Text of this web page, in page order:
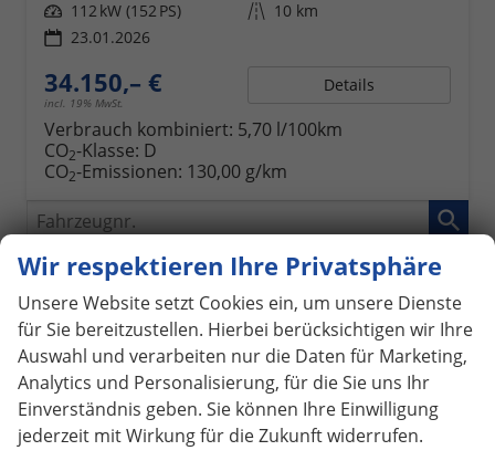
Leistung 112 kW (152 PS) Kilometerstand 10 km
23.01.2026
34.150,– €
incl. 19% MwSt.
Details
Verbrauch kombiniert: 5,70 l/100km
CO2-Klasse: D
CO2-Emissionen: 130,00 g/km
Fahrzeugnr.
LAGERFAHRZEUGE
VORLAUFFAHRZEUGE
Audi
Citroën
Cupra
Wir respektieren Ihre Privatsphäre
Unsere Website setzt Cookies ein, um unsere Dienste
für Sie bereitzustellen. Hierbei berücksichtigen wir Ihre
Auswahl und verarbeiten nur die Daten für Marketing,
Analytics und Personalisierung, für die Sie uns Ihr
Einverständnis geben. Sie können Ihre Einwilligung
jederzeit mit Wirkung für die Zukunft widerrufen.